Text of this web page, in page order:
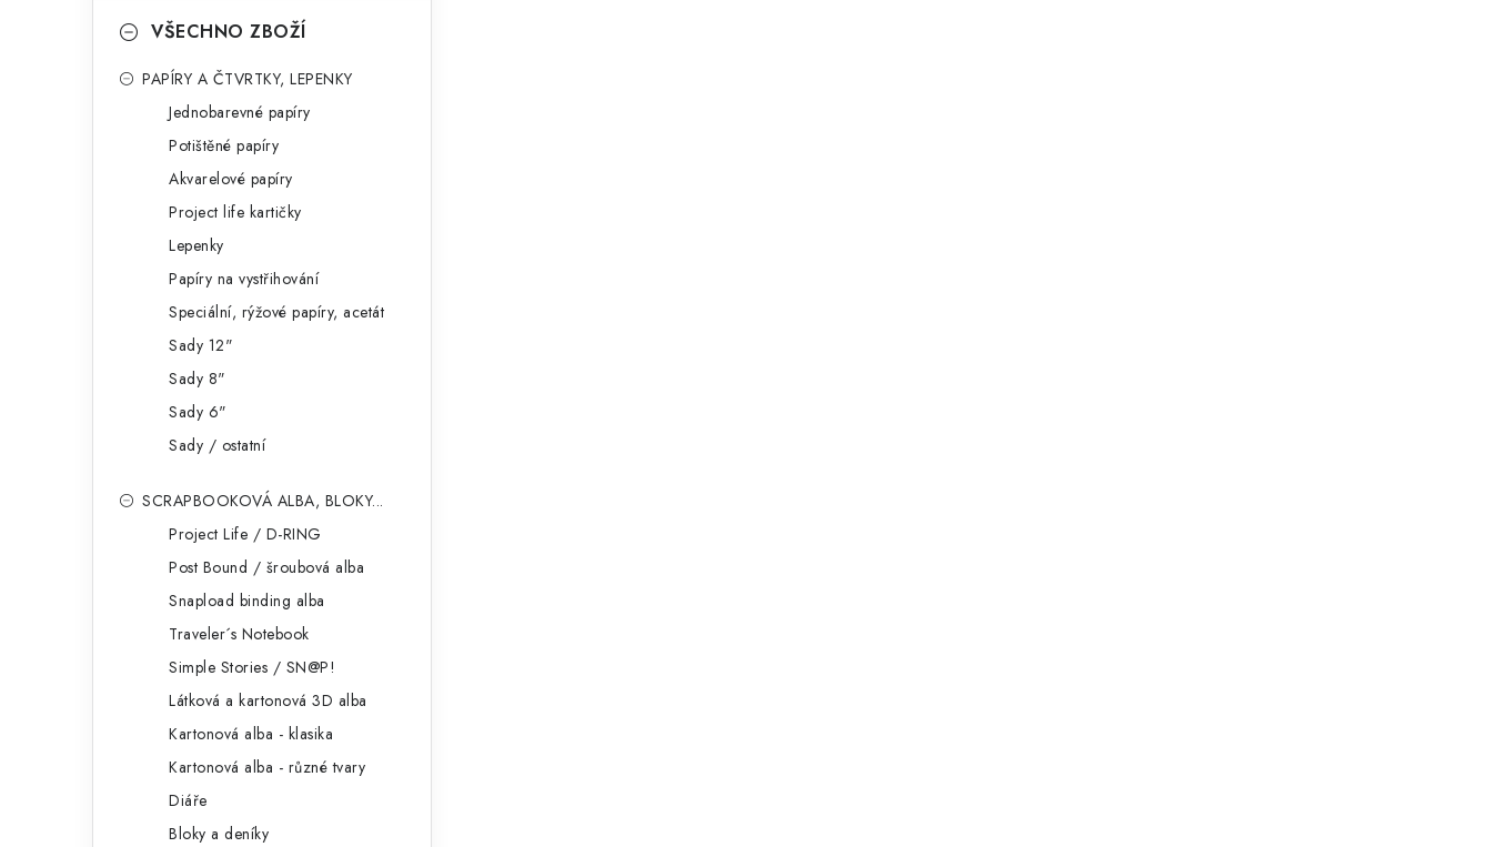
VŠECHNO ZBOŽÍ
PAPÍRY A ČTVRTKY, LEPENKY
Jednobarevné papíry
Potištěné papíry
Akvarelové papíry
Project life kartičky
Lepenky
Papíry na vystřihování
Speciální, rýžové papíry, acetát
Sady 12"
Sady 8"
Sady 6"
Sady / ostatní
SCRAPBOOKOVÁ ALBA, BLOKY...
Project Life / D-RING
Post Bound / šroubová alba
Snapload binding alba
Traveler´s Notebook
Simple Stories / SN@P!
Látková a kartonová 3D alba
Kartonová alba - klasika
Kartonová alba - různé tvary
Diáře
Bloky a deníky